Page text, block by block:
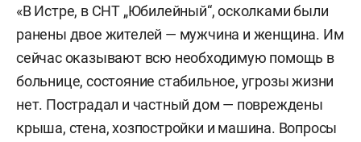
«В Истре, в СНТ „Юбилейный“, осколками были
ранены двое жителей — мужчина и женщина. Им
сейчас оказывают всю необходимую помощь в
больнице, состояние стабильное, угрозы жизни
нет. Пострадал и частный дом — повреждены
крыша, стена, хозпостройки и машина. Вопросы